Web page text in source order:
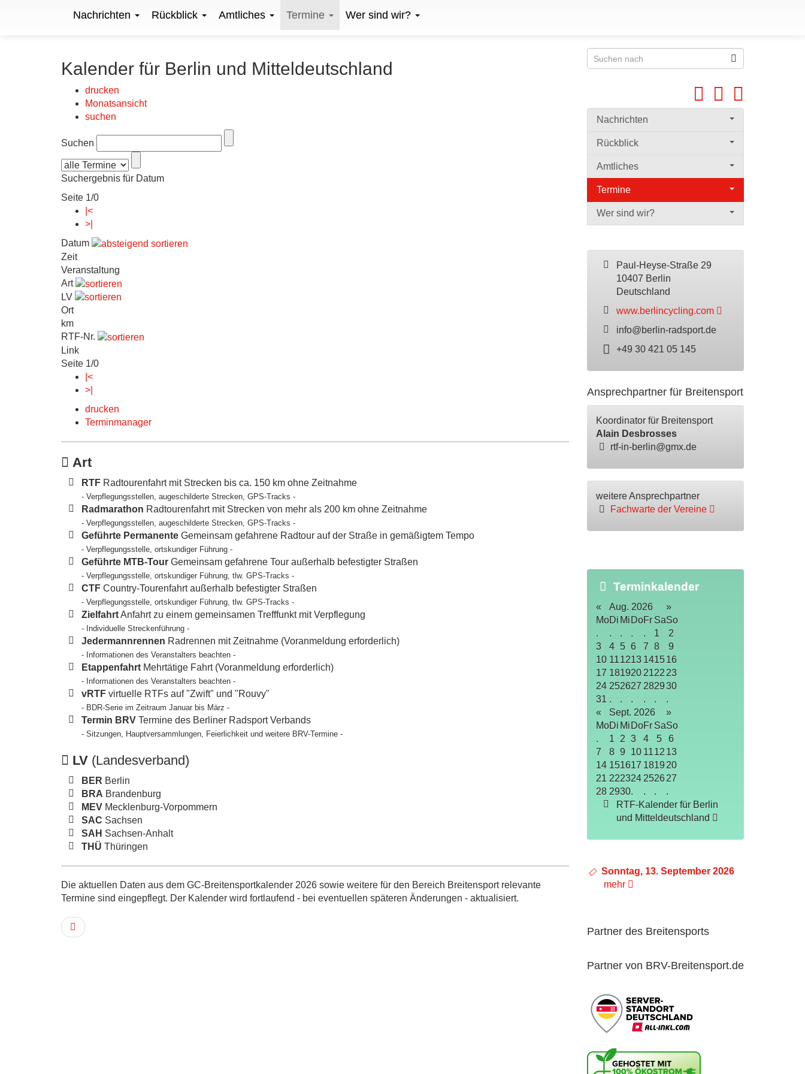
Nachrichten Rückblick Amtliches Termine Wer sind wir?
Kalender für Berlin und Mitteldeutschland
drucken
Monatsansicht
suchen
Suchen
Suchergebnis für Datum
Seite 1/0
|<
>|
Datum
Zeit
Veranstaltung
Art
LV
Ort
km
RTF-Nr.
Link
Seite 1/0
|<
>|
drucken
Terminmanager
Art
RTF Radtourenfahrt mit Strecken bis ca. 150 km ohne Zeitnahme
- Verpflegungsstellen, augeschilderte Strecken, GPS-Tracks -
Radmarathon Radtourenfahrt mit Strecken von mehr als 200 km ohne Zeitnahme
- Verpflegungsstellen, augeschilderte Strecken, GPS-Tracks -
Geführte Permanente Gemeinsam gefahrene Radtour auf der Straße in gemäßigtem Tempo
- Verpflegungsstelle, ortskundiger Führung -
Geführte MTB-Tour Gemeinsam gefahrene Tour außerhalb befestigter Straßen
- Verpflegungsstelle, ortskundiger Führung, tlw. GPS-Tracks -
CTF Country-Tourenfahrt außerhalb befestigter Straßen
- Verpflegungsstelle, ortskundiger Führung, tlw. GPS-Tracks -
ZielfahrtAnfahrt zu einem gemeinsamen Trefffunkt mit Verpflegung
- Individuelle Streckenführung -
Jedermannrennen Radrennen mit Zeitnahme (Voranmeldung erforderlich)
- Informationen des Veranstalters beachten -
Etappenfahrt Mehrtätige Fahrt (Voranmeldung erforderlich)
- Informationen des Veranstalters beachten -
vRTF virtuelle RTFs auf "Zwift" und "Rouvy"
- BDR-Serie im Zeitraum Januar bis März -
Termin BRV Termine des Berliner Radsport Verbands
- Sitzungen, Hauptversammlungen, Feierlichkeit und weitere BRV-Termine -
LV (Landesverband)
BER Berlin
BRA Brandenburg
MEV Mecklenburg-Vorpommern
SAC Sachsen
SAH Sachsen-Anhalt
THÜ Thüringen
Die aktuellen Daten aus dem GC-Breitensportkalender 2026 sowie weitere für den Bereich Breitensport relevante
Termine sind eingepflegt. Der Kalender wird fortlaufend - bei eventuellen späteren Änderungen - aktualisiert.
Nachrichten
Rückblick
Amtliches
Termine
Wer sind wir?
Paul-Heyse-Straße 29
10407 Berlin
Deutschland
www.berlincycling.com
info@berlin-radsport.de
+49 30 421 05 145
Ansprechpartner für Breitensport
Koordinator für Breitensport
Alain Desbrosses
rtf-in-berlin@gmx.de
weitere Ansprechpartner
Fachwarte der Vereine
Terminkalender
« Aug. 2026
»
MoDi Mi DoFr SaSo
.
. . . . 1
2
3
4 5 6 7 8
9
10 111213 1415 16
17 181920 2122 23
24 252627 282930
31 . . . . .
.
«
Sept. 2026
»
MoDi Mi DoFr SaSo
.
1 2 3 4 5
6
7
8 9 10 1112 13
14 151617 1819 20
21 222324 2526 27
28 2930. . .
.
RTF-Kalender für Berlin
und Mitteldeutschland
Sonntag, 13. September 2026
mehr
Partner des Breitensports
Partner von BRV-Breitensport.de